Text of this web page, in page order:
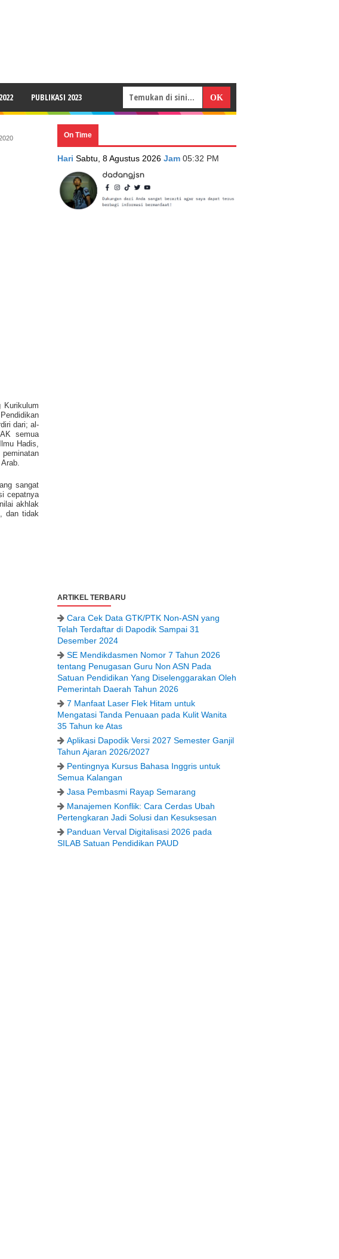
PUBLIKASI 2023
Kurikulum
dari; al-
semua
Hadis,
sangat
cepatnya
akhlak
dan tidak
On Time
Hari Sabtu, 8 Agustus 2026 Jam 05:32 PM
ARTIKEL TERBARU
Cara Cek Data GTK/PTK Non-ASN yang
Telah Terdaftar di Dapodik Sampai 31
Desember 2024
SE Mendikdasmen Nomor 7 Tahun 2026
tentang Penugasan Guru Non ASN Pada
Satuan Pendidikan Yang Diselenggarakan Oleh
Pemerintah Daerah Tahun 2026
7 Manfaat Laser Flek Hitam untuk
Mengatasi Tanda Penuaan pada Kulit Wanita
35 Tahun ke Atas
Aplikasi Dapodik Versi 2027 Semester Ganjil
Tahun Ajaran 2026/2027
Pentingnya Kursus Bahasa Inggris untuk
Semua Kalangan
Jasa Pembasmi Rayap Semarang
Manajemen Konflik: Cara Cerdas Ubah
Pertengkaran Jadi Solusi dan Kesuksesan
Panduan Verval Digitalisasi 2026 pada
SILAB Satuan Pendidikan PAUD